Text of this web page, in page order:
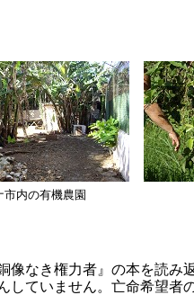
市内の有機農園
なき権力者』の本を読み
していません。亡命希望者